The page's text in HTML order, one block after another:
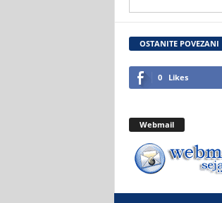
d
.
o
.
OSTANITE POVEZANI
0 Likes
Webmail